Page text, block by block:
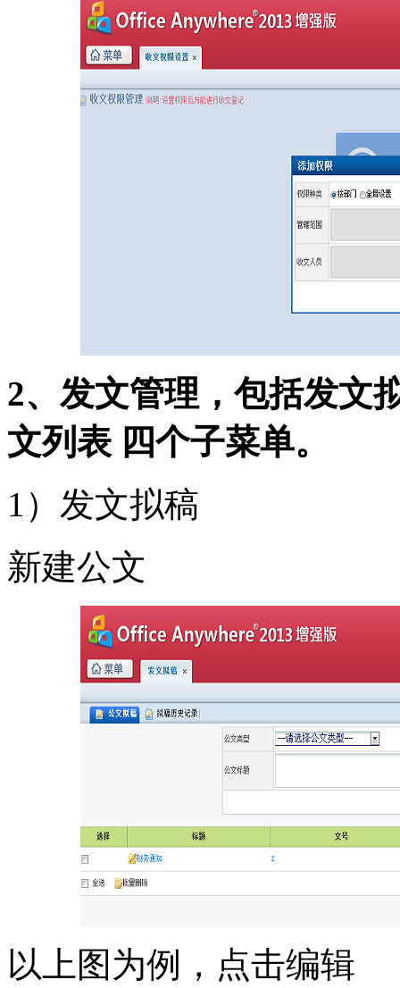
2、发文管理，包括发文
文列表 四个子菜单。
1）发文拟稿
新建公文
以上图为例，点击编辑